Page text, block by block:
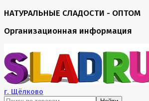
НАТУРАЛЬНЫЕ СЛАДОСТИ - ОПТОМ
Организационная информация
г. Щёлково